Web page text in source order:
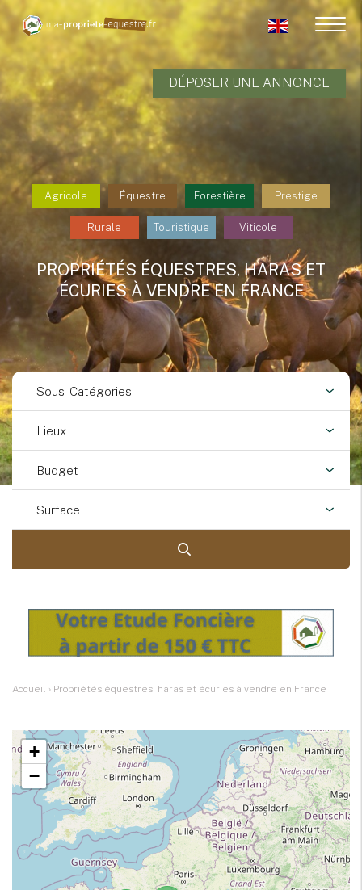
DÉPOSER UNE ANNONCE
Agricole Équestre Forestière Prestige
Rurale Touristique Viticole
PROPRIÉTÉS ÉQUESTRES, HARAS ET
ÉCURIES À VENDRE EN FRANCE
Sous-Catégories
Lieux
Budget
Surface
Accueil › Propriétés équestres, haras et écuries à vendre en France
+
−